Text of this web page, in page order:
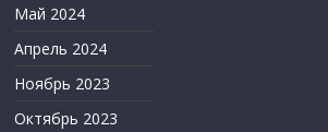
Май 2024
Апрель 2024
Ноябрь 2023
Октябрь 2023